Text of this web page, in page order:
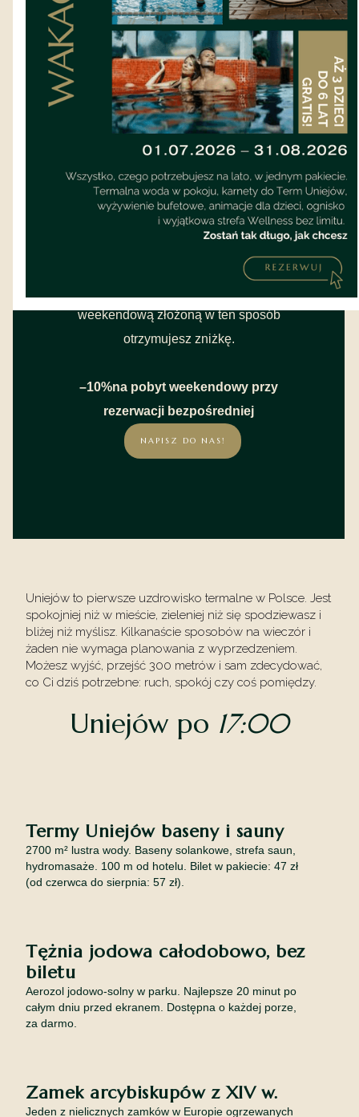
świadomy wybór: ten pakiet jest dla Ciebie i
Twojej pracy. Dzieci zasługują na
dedykowany wyjazd, a ten jest dla Ciebie.
Bonus na weekend
Skończyłeś tydzień roboczy, termy są za
rogiem, wanna jest w łazience. Szkoda
wracać. Zostań na weekend i zaproś
partnera, przyjaciela albo całą rodzinę.
Wystarczy skontaktować się z recepcją
telefonicznie lub mailowo przed
weekendową złożoną w ten sposób
otrzymujesz zniżkę.
–10%na pobyt weekendowy przy
rezerwacji bezpośredniej
NAPISZ DO NAS!
Uniejów to pierwsze uzdrowisko termalne w Polsce. Jest
spokojniej niż w mieście, zieleniej niż się spodziewasz i
bliżej niż myślisz. Kilkanaście sposobów na wieczór i
żaden nie wymaga planowania z wyprzedzeniem.
Możesz wyjść, przejść 300 metrów i sam zdecydować,
co Ci dziś potrzebne: ruch, spokój czy coś pomiędzy.
Uniejów po 17:00
Termy Uniejów baseny i sauny
2700 m² lustra wody. Baseny solankowe, strefa saun,
hydromasaże. 100 m od hotelu. Bilet w pakiecie: 47 zł
(od czerwca do sierpnia: 57 zł).
Tężnia jodowa całodobowo, bez
biletu
Aerozol jodowo-solny w parku. Najlepsze 20 minut po
całym dniu przed ekranem. Dostępna o każdej porze,
za darmo.
Zamek arcybiskupów z XIV w.
Jeden z nielicznych zamków w Europie ogrzewanych